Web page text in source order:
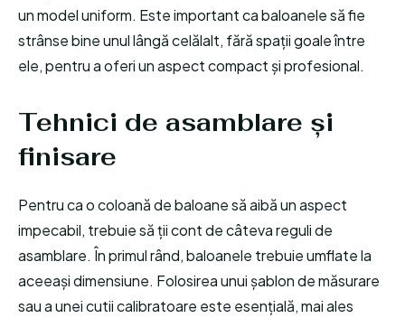
un model uniform. Este important ca baloanele să fie
strânse bine unul lângă celălalt, fără spații goale între
ele, pentru a oferi un aspect compact și profesional.
Tehnici de asamblare și
finisare
Pentru ca o coloană de baloane să aibă un aspect
impecabil, trebuie să ții cont de câteva reguli de
asamblare. În primul rând, baloanele trebuie umflate la
aceeași dimensiune. Folosirea unui șablon de măsurare
sau a unei cutii calibratoare este esențială, mai ales